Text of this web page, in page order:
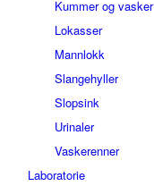
Kummer og vasker
Lokasser
Mannlokk
Slangehyller
Slopsink
Urinaler
Vaskerenner
Laboratorie